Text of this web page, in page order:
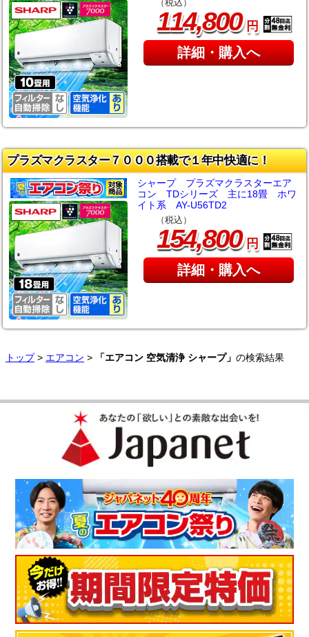
（税込）
114,800円
詳細・購入へ
プラズマクラスター７０００搭載で１年中快適に！
シャープ プラズマクラスターエア
コン TDシリーズ 主に18畳 ホワ
イト系 AY-U56TD2
（税込）
154,800円
詳細・購入へ
トップ> エアコン > 「エアコン 空気清浄 シャープ」 の検索結果